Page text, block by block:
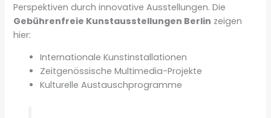
Perspektiven durch innovative Ausstellungen. Die
Gebührenfreie Kunstausstellungen Berlin zeigen
hier:
Internationale Kunstinstallationen
Zeitgenössische Multimedia-Projekte
Kulturelle Austauschprogramme